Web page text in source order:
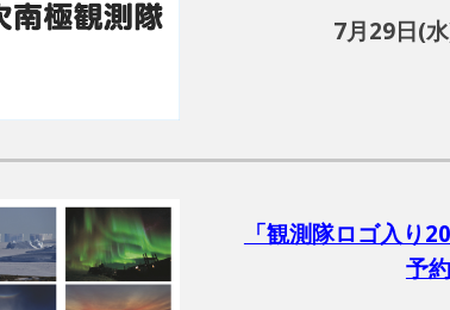
7月29日(
「観測隊ロゴ入り
予